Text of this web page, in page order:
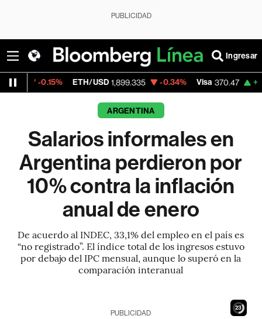
PUBLICIDAD
Ingresar
ETH/USD 1,899.335 -0.34% Visa 370.47 +0.52%
ARGENTINA
Salarios informales en
Argentina perdieron por
10% contra la inflación
anual de enero
De acuerdo al INDEC, 33,1% del empleo en el país es
“no registrado”. El índice total de los ingresos estuvo
por debajo del IPC mensual, aunque lo superó en la
comparación interanual
22
PUBLICIDAD